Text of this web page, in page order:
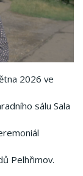
2026 ve
sálu Sala
Pelhřimov.